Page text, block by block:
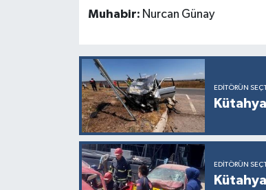
Muhabir: Nurcan Günay
EDITÖRÜN
EDITÖRÜN